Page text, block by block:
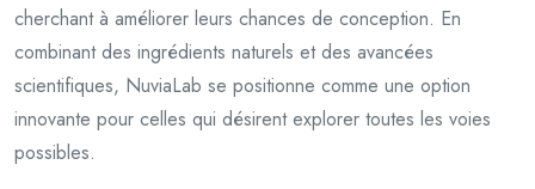
cherchant à améliorer leurs chances de conception. En
combinant des ingrédients naturels et des avancées
scientifiques, NuviaLab se positionne comme une option
innovante pour celles qui désirent explorer toutes les voies
possibles.